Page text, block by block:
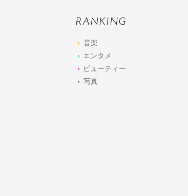
RANKING
音楽
エンタメ
ビューティー
写真